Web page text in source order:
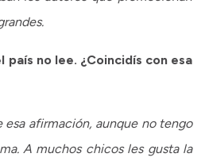
país no lee. ¿Coincidís con esa
esa afirmación, aunque no tengo
A muchos chicos les gusta la